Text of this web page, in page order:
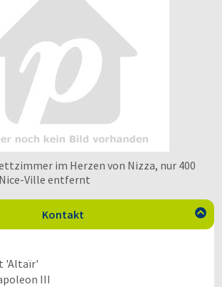
im Herzen von Nizza, nur 400
Ville entfernt
Kontakt 
'Altaïr'
III